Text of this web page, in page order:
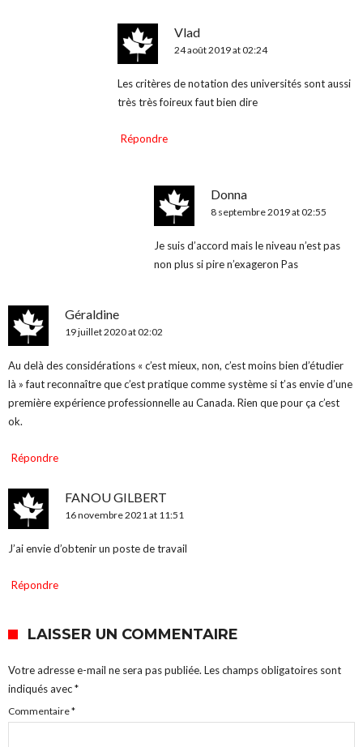
Vlad
24 août 2019 at 02:24
Les critères de notation des universités sont aussi
très très foireux faut bien dire
Répondre
Donna
8 septembre 2019 at 02:55
Je suis d’accord mais le niveau n’est pas
non plus si pire n’exageron Pas
Géraldine
19 juillet 2020 at 02:02
Au delà des considérations « c’est mieux, non, c’est moins bien d’étudier
là » faut reconnaître que c’est pratique comme système si t’as envie d’une
première expérience professionnelle au Canada. Rien que pour ça c’est
ok.
Répondre
FANOU GILBERT
16 novembre 2021 at 11:51
J’ai envie d’obtenir un poste de travail
Répondre
LAISSER UN COMMENTAIRE
Votre adresse e-mail ne sera pas publiée. Les champs obligatoires sont
indiqués avec*
Commentaire*